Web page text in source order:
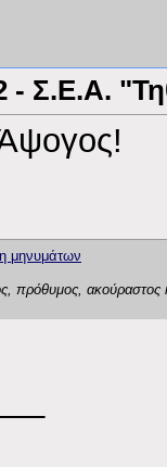
- Σ.Ε.Α.
πρόθυμος, ακούραστος